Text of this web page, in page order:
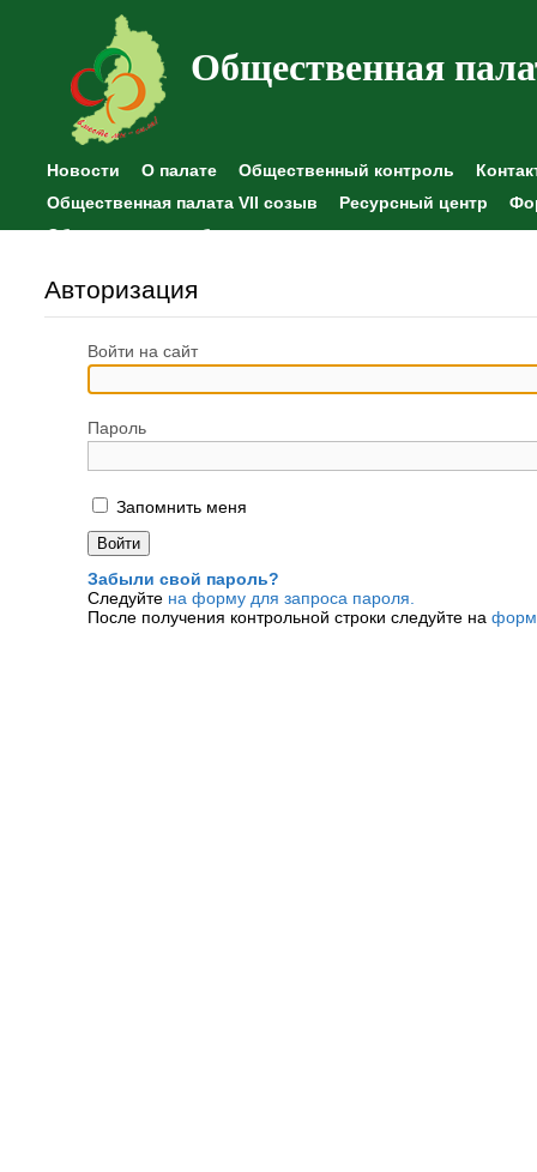
Общественная
Новости О палате Общественный контроль
Общественная палата VII созыв
Ресурсный центр
Общественные наблюдения
Авторизация
Войти на сайт
Пароль
Запомнить меня
Забыли свой пароль?
Следуйте на форму для запроса пароля.
После получения контрольной строки следуйте на